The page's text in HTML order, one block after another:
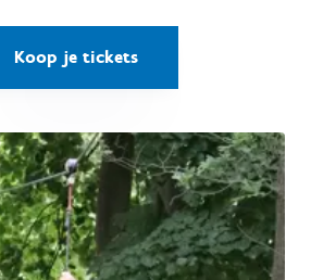
Koop je tickets